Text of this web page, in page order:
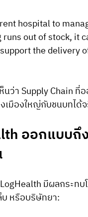
hospital to
out of stock, it
the delivery
นว่า Supply Chain
เมืองใหญ่กับชนบทได้
ออกแบบ
มีผลกระท
หรือบริษัทยา: